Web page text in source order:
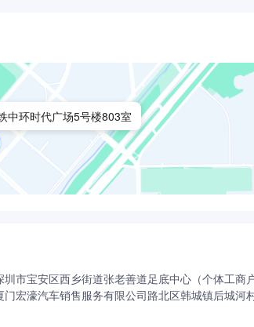
中环时代广场5号楼803室
圳市宝安区西乡街道张老善道足底中心（个体工商户
门宏濠汽车销售服务有限公司路北区韩城镇后城河